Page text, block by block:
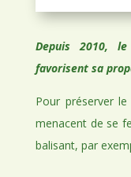
Depuis 2010,
favorisent sa
Pour préserver
menacent de se
balisant, par